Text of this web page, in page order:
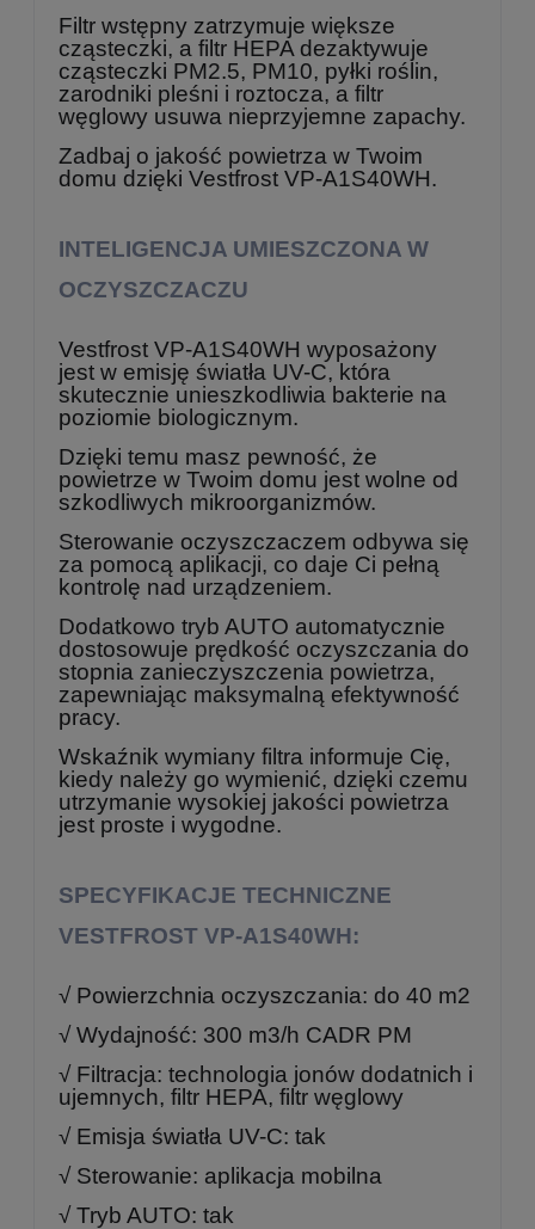
Filtr wstępny zatrzymuje większe
cząsteczki, a filtr HEPA dezaktywuje
cząsteczki PM2.5, PM10, pyłki roślin,
zarodniki pleśni i roztocza, a filtr
węglowy usuwa nieprzyjemne zapachy.
Zadbaj o jakość powietrza w Twoim
domu dzięki Vestfrost VP-A1S40WH.
INTELIGENCJA UMIESZCZONA W
OCZYSZCZACZU
Vestfrost VP-A1S40WH wyposażony
jest w emisję światła UV-C, która
skutecznie unieszkodliwia bakterie na
poziomie biologicznym.
Dzięki temu masz pewność, że
powietrze w Twoim domu jest wolne od
szkodliwych mikroorganizmów.
Sterowanie oczyszczaczem odbywa się
za pomocą aplikacji, co daje Ci pełną
kontrolę nad urządzeniem.
Dodatkowo tryb AUTO automatycznie
dostosowuje prędkość oczyszczania do
stopnia zanieczyszczenia powietrza,
zapewniając maksymalną efektywność
pracy.
Wskaźnik wymiany filtra informuje Cię,
kiedy należy go wymienić, dzięki czemu
utrzymanie wysokiej jakości powietrza
jest proste i wygodne.
SPECYFIKACJE TECHNICZNE
VESTFROST VP-A1S40WH:
√ Powierzchnia oczyszczania: do 40 m2
√ Wydajność: 300 m3/h CADR PM
√ Filtracja: technologia jonów dodatnich i
ujemnych, filtr HEPA, filtr węglowy
√ Emisja światła UV-C: tak
√ Sterowanie: aplikacja mobilna
√ Tryb AUTO: tak